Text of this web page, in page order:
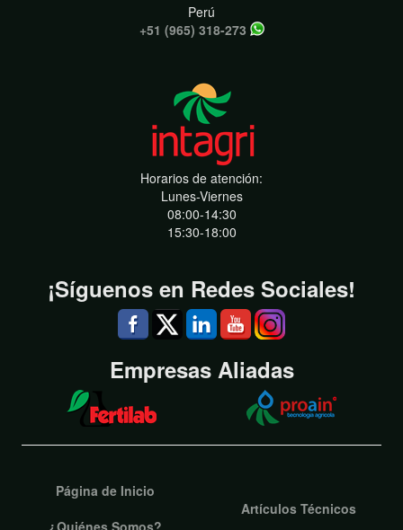
Perú
+51 (965) 318-273
Horarios de atención:
Lunes-Viernes
08:00-14:30
15:30-18:00
¡Síguenos en Redes Sociales!
Empresas Aliadas
Página de Inicio
¿Quiénes Somos?
Artículos Técnicos